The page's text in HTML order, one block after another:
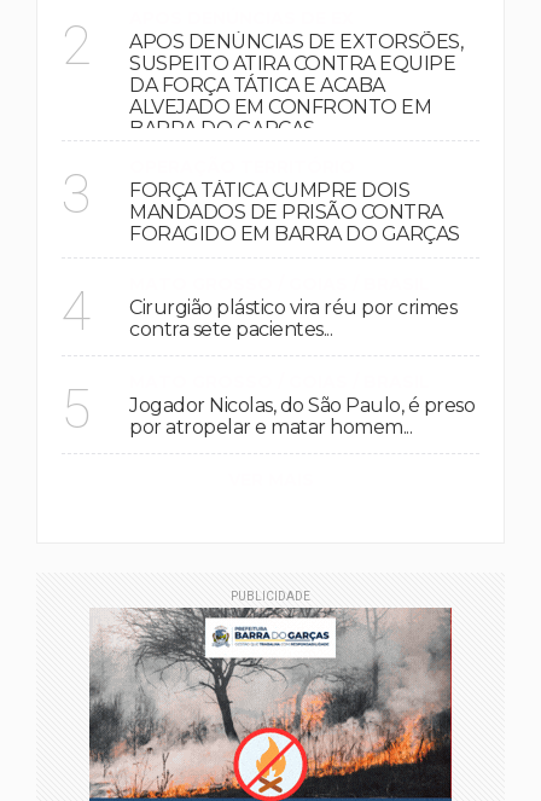
2
APOS DENÚNCIAS DE EXTORSÕES,
SUSPEITO ATIRA CONTRA EQUIPE
DA FORÇA TÁTICA E ACABA
ALVEJADO EM CONFRONTO EM
BARRA DO GARÇAS
3
FORÇA TÁTICA CUMPRE DOIS
MANDADOS DE PRISÃO CONTRA
FORAGIDO EM BARRA DO GARÇAS
4
Cirurgião plástico vira réu por crimes
contra sete pacientes...
5
Jogador Nicolas, do São Paulo, é preso
por atropelar e matar homem...
PUBLICIDADE